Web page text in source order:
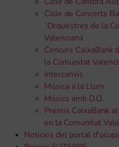
Cicle de Concerts
´Orquestres de la
Valenciana
Concurs CaixaBank
la Comunitat
Intercanvis
Música a la Llum
Músics amb D.O.
Premis CaixaBank
en la Comunitat
Noticies del portal